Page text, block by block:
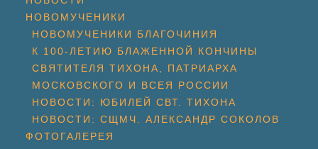
НОВОМУЧЕНИКИ
НОВОМУЧЕНИКИ БЛАГОЧИНИЯ
К 100-ЛЕТИЮ БЛАЖЕННОЙ КОНЧИНЫ
СВЯТИТЕЛЯ ТИХОНА, ПАТРИАРХА
МОСКОВСКОГО И ВСЕЯ РОССИИ
НОВОСТИ: ЮБИЛЕЙ СВТ. ТИХОНА
НОВОСТИ: СЩМЧ. АЛЕКСАНДР СОКОЛОВ
ФОТОГАЛЕРЕЯ